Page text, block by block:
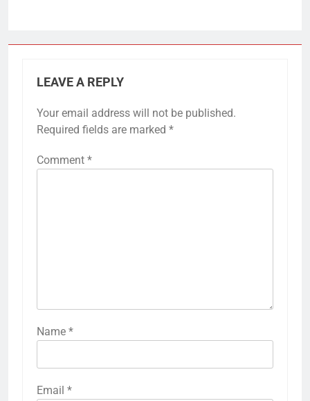
LEAVE A REPLY
Your email address will not be published.
Required fields are marked *
Comment *
Name *
Email *